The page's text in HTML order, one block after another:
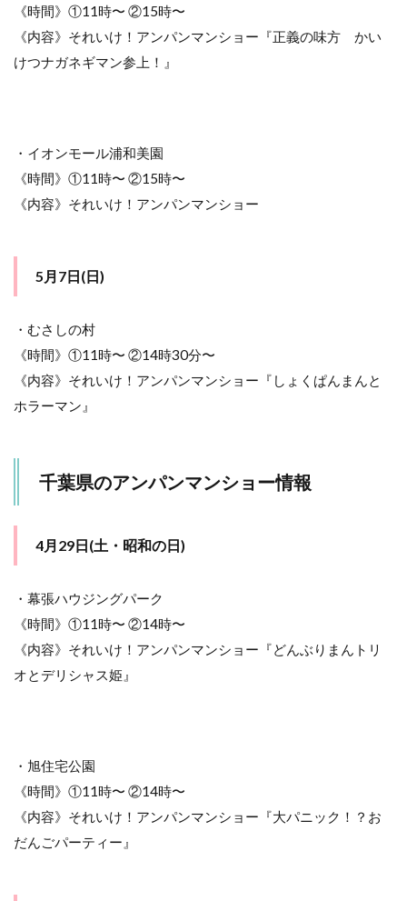
報
12.1
5月3日
5月5日
(金・こ
どもの
日)
(日)
神奈
川県
のア
ンパ
ンマ
ンシ
13.1
13.2
法記念
日)
13.3
5月4日
5月5日
(金・こ
日)
《時間》①11時〜 ②15時〜
《内容》それいけ！アンパンマンショー『正義の味方 かい
けつナガネギマン参上！』
・イオンモール浦和美園
《時間》①11時〜 ②15時〜
《内容》それいけ！アンパンマンショー
5月7日(日)
・むさしの村
《時間》①11時〜 ②14時30分〜
《内容》それいけ！アンパンマンショー『しょくぱんまんと
ホラーマン』
千葉県のアンパンマンショー情報
4月29日(土・昭和の日)
・幕張ハウジングパーク
《時間》①11時〜 ②14時〜
《内容》それいけ！アンパンマンショー『どんぶりまんトリ
オとデリシャス姫』
・旭住宅公園
《時間》①11時〜 ②14時〜
《内容》それいけ！アンパンマンショー『大パニック！？お
だんごパーティー』